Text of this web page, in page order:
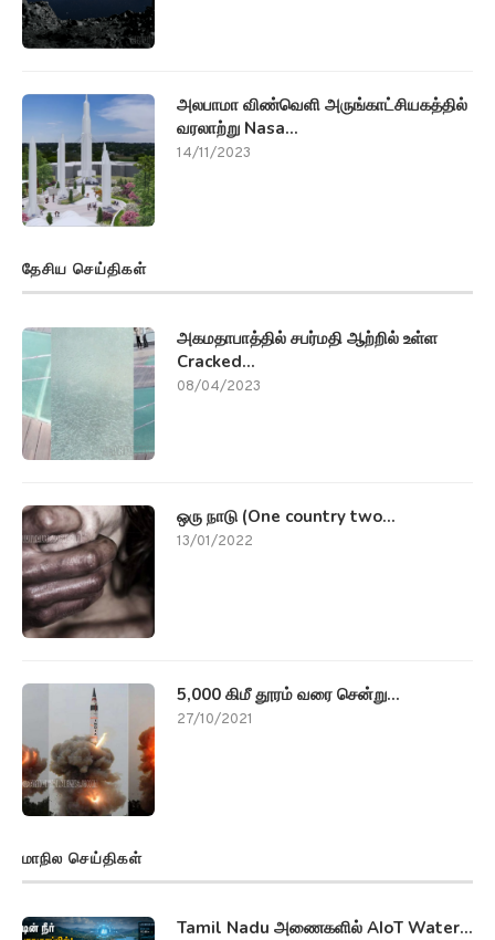
அலபாமா விண்வெளி அருங்காட்சியகத்தில்
வரலாற்று Nasa...
14/11/2023
தேசிய செய்திகள்
அகமதாபாத்தில் சபர்மதி ஆற்றில் உள்ள
Cracked...
08/04/2023
ஒரு நாடு (One country two...
13/01/2022
5,000 கிமீ தூரம் வரை சென்று...
27/10/2021
மாநில செய்திகள்
Tamil Nadu அணைகளில் AIoT Water...